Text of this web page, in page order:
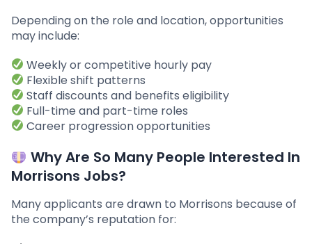
Depending on the role and location, opportunities
may include:
Weekly or competitive hourly pay
Flexible shift patterns
Staff discounts and benefits eligibility
Full-time and part-time roles
Career progression opportunities
Why Are So Many People Interested In
Morrisons Jobs?
Many applicants are drawn to Morrisons because of
the company’s reputation for: